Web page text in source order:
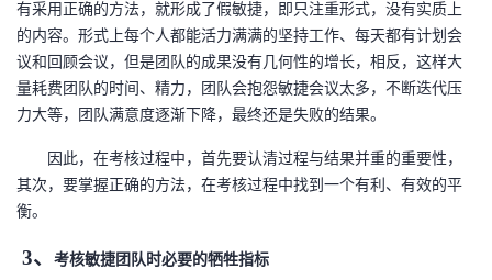
有采用正确的方法，就形成了假敏捷，即只注重形式，没有实质上
的内容。形式上每个人都能活力满满的坚持工作、每天都有计划会
议和回顾会议，但是团队的成果没有几何性的增长，相反，这样大
量耗费团队的时间、精力，团队会抱怨敏捷会议太多，不断迭代压
力大等，
团队满意度逐渐下降，最终还是失败的结果。
因此，在考核过程中，首先要认清过程与结果并重的重要性，
其次，要掌握正确的方法，在考核过程中找到一个有利、有效的平
衡。
3、 考核敏捷团队时必要的牺牲指标